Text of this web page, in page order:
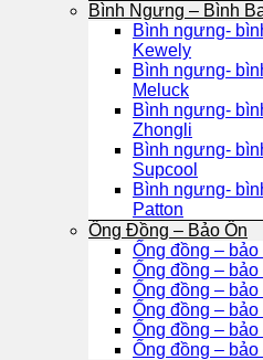
Bình Ngưng – Bình
Bình ngưng-
Kewely
Bình ngưng-
Meluck
Bình ngưng-
Zhongli
Bình ngưng-
Supcool
Bình ngưng-
Patton
Ống Đồng – Bảo Ôn
Ống đồng –
Ống đồng –
Ống đồng – bảo
Ống đồng – bảo
Ống đồng –
Ống đồng – bảo